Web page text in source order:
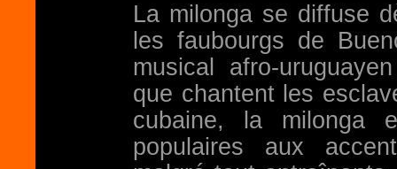
La milonga se diffuse
les faubourgs de
musical afro-
que chantent les
cubaine, la
populaires aux